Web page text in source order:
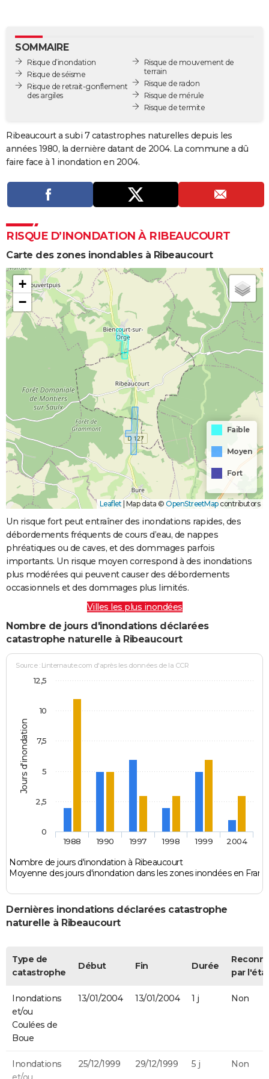
GUIDES D'ACHAT
BONS PLANS
CARTE DE VOEUX
Dictionnaire
Biographies
Citations
Expressions
Proverbes
PROGRAMME TV
COPAINS D'AVANT
S'inscrire
Se connecter
Lycées
Collèges
Primaires
Universités
Entreprises
Service militaire
Avis de recherche
AVIS DE DÉCÈS
FORUM
Bricolage
Lifestyle
Culture
Sport
Auto
Television
Voyage
Cinema
SOMMAIRE
Risque d’inondation
Risque de séisme
Risque de retrait-gonflement
des argiles
Risque de mouvement de
terrain
Risque de radon
Risque de mérule
Risque de termite
Ribeaucourt a subi 7 catastrophes naturelles depuis les
années 1980, la dernière datant de 2004. La commune a dû
faire face à 1 inondation en 2004.
RISQUE D’INONDATION À RIBEAUCOURT
Carte des zones inondables à Ribeaucourt
+
−
Faible
Moyen
Fort
Leaflet | Map data © OpenStreetMapcontributors
Un risque fort peut entraîner des inondations rapides, des
débordements fréquents de cours d’eau, de nappes
phréatiques ou de caves, et des dommages parfois
importants. Un risque moyen correspond à des inondations
plus modérées qui peuvent causer des débordements
occasionnels et des dommages plus limités.
Villes les plus inondées
Nombre de jours d'inondations déclarées
catastrophe naturelle à Ribeaucourt
Jours d'inondation
Source : Linternaute.com d'après les données de la CCR
Nombre de jours d'inondation à Ribeaucourt
Moyenne des jours d'inondation dans les zones inondées en
1988 1990 1997 1998 1999 2004
0
2,5
5
7,5
10
12,5
Dernières inondations déclarées catastrophe
naturelle à Ribeaucourt
Type de
catastrophe
Début Fin Durée
par
Inondations
et/ou
Coulées de
Boue
13/01/2004 13/01/2004 1 j Non
Inondations
25/12/1999 29/12/1999 5 j Non